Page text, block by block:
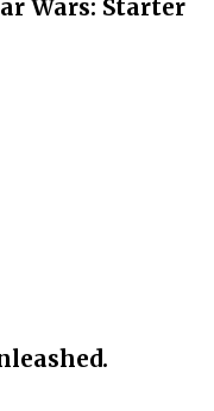
Wars: Starter